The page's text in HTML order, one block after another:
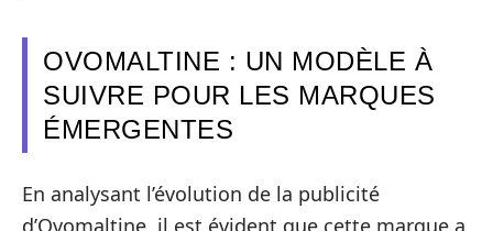
OVOMALTINE : UN MODÈLE À
SUIVRE POUR LES MARQUES
ÉMERGENTES
En analysant l’évolution de la publicité
d’Ovomaltine, il est évident que cette marque a